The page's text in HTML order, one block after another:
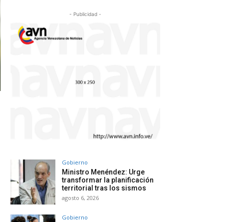
- Publicidad -
Gobierno
Ministro Menéndez: Urge
transformar la planificación
territorial tras los sismos
agosto 6, 2026
Gobierno